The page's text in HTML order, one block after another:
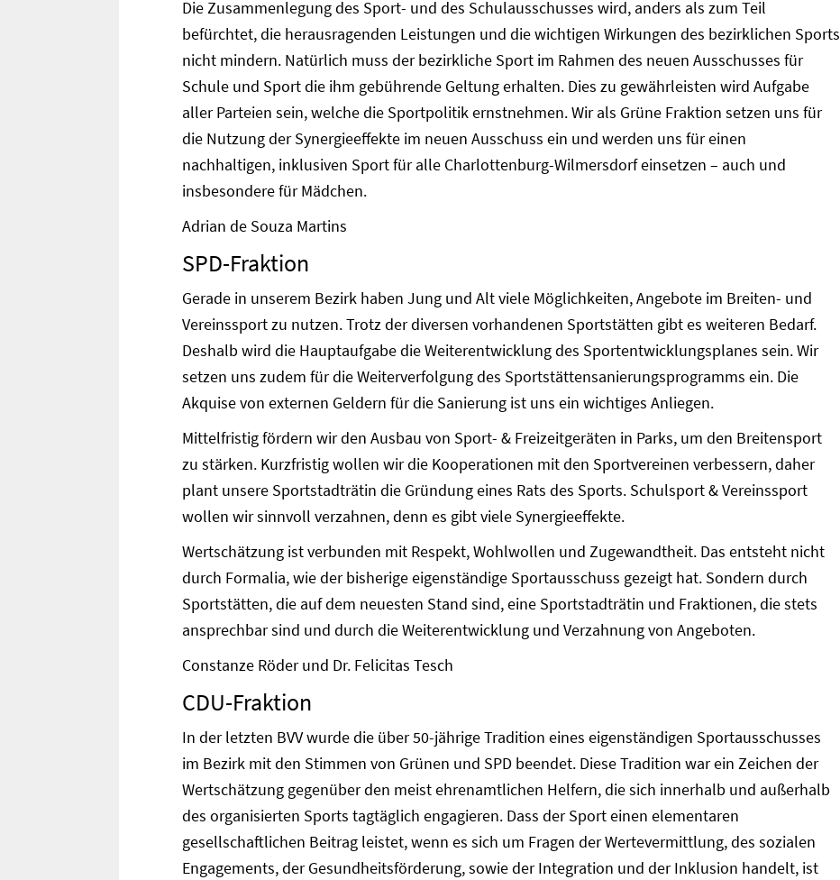
Die Zusammenlegung des Sport- und des Schulausschusses wird, anders als zum Teil
befürchtet, die herausragenden Leistungen und die wichtigen Wirkungen des bezirklichen Sports
nicht mindern. Natürlich muss der bezirkliche Sport im Rahmen des neuen Ausschusses für
Schule und Sport die ihm gebührende Geltung erhalten. Dies zu gewährleisten wird Aufgabe
aller Parteien sein, welche die Sportpolitik ernstnehmen. Wir als Grüne Fraktion setzen uns für
die Nutzung der Synergieeffekte im neuen Ausschuss ein und werden uns für einen
nachhaltigen, inklusiven Sport für alle Charlottenburg-Wilmersdorf einsetzen – auch und
insbesondere für Mädchen.
Adrian de Souza Martins
SPD-Fraktion
Gerade in unserem Bezirk haben Jung und Alt viele Möglichkeiten, Angebote im Breiten- und
Vereinssport zu nutzen. Trotz der diversen vorhandenen Sportstätten gibt es weiteren Bedarf.
Deshalb wird die Hauptaufgabe die Weiterentwicklung des Sportentwicklungsplanes sein. Wir
setzen uns zudem für die Weiterverfolgung des Sportstättensanierungsprogramms ein. Die
Akquise von externen Geldern für die Sanierung ist uns ein wichtiges Anliegen.
Mittelfristig fördern wir den Ausbau von Sport- & Freizeitgeräten in Parks, um den Breitensport
zu stärken. Kurzfristig wollen wir die Kooperationen mit den Sportvereinen verbessern, daher
plant unsere Sportstadträtin die Gründung eines Rats des Sports. Schulsport & Vereinssport
wollen wir sinnvoll verzahnen, denn es gibt viele Synergieeffekte.
Wertschätzung ist verbunden mit Respekt, Wohlwollen und Zugewandtheit. Das entsteht nicht
durch Formalia, wie der bisherige eigenständige Sportausschuss gezeigt hat. Sondern durch
Sportstätten, die auf dem neuesten Stand sind, eine Sportstadträtin und Fraktionen, die stets
ansprechbar sind und durch die Weiterentwicklung und Verzahnung von Angeboten.
Constanze Röder und Dr. Felicitas Tesch
CDU-Fraktion
In der letzten BVV wurde die über 50-jährige Tradition eines eigenständigen Sportausschusses
im Bezirk mit den Stimmen von Grünen und SPD beendet. Diese Tradition war ein Zeichen der
Wertschätzung gegenüber den meist ehrenamtlichen Helfern, die sich innerhalb und außerhalb
des organisierten Sports tagtäglich engagieren. Dass der Sport einen elementaren
gesellschaftlichen Beitrag leistet, wenn es sich um Fragen der Wertevermittlung, des sozialen
Engagements, der Gesundheitsförderung, sowie der Integration und der Inklusion handelt, ist